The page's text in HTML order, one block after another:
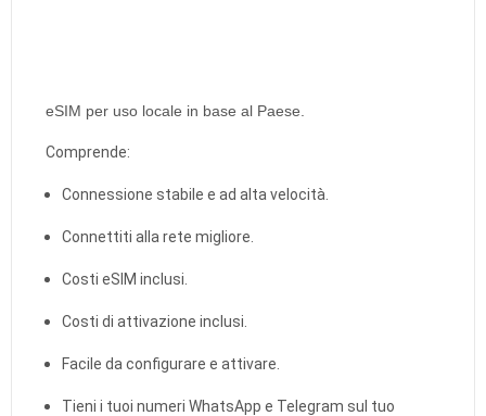
eSIM per uso locale in base al Paese.
Comprende:
Connessione stabile e ad alta velocità.
Connettiti alla rete migliore.
Costi eSIM inclusi.
Costi di attivazione inclusi.
Facile da configurare e attivare.
Tieni i tuoi numeri WhatsApp e Telegram sul tuo